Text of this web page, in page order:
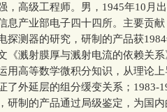
高级工程师。男，1945年10月出
息产业部电子四十四所。主要贡
探测器的研究，研制的产品获
《溅射膜厚与溅射电流的依赖关
用高等数学微积分知识，从理论
了外延层的组分缓变关系；1983-
研制的产品通过局级鉴定，为国